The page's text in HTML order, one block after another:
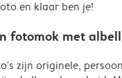
en klaar ben je!
fotomok met
zijn originele,